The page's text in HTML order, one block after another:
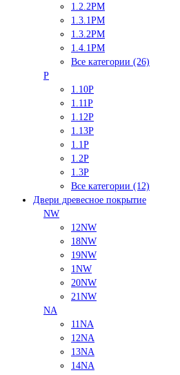
1.2.2PM
1.3.1PM
1.3.2PM
1.4.1PM
Все категории (26)
P
1.10P
1.11P
1.12P
1.13P
1.1P
1.2P
1.3P
Все категории (12)
Двери древесное покрытие
NW
12NW
18NW
19NW
1NW
20NW
21NW
NA
11NA
12NA
13NA
14NA